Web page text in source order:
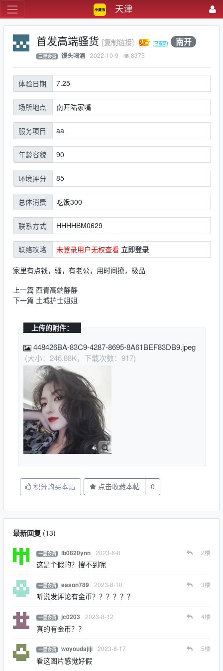
天津
首发高端骚货 [复制链接] 南开
三星会员 馒头喝酒 2022-10-9 8375
体验日期 7.25
场所地点 南开陆家嘴
服务项目 aa
年龄容貌 90
环境评分 85
总体消费 吃饭300
联系方式 HHHHBM0629
联络攻略 未登录用户无权查看 立即登录
家里有点钱，骚，有老公，用时间撩，极品
上一篇 西青高端静静
下一篇 土城护士姐姐
上传的附件：
448426BA-83C9-4287-8695-8A61BEF83DB9.jpeg
(大小：246.88K，下载次数：917)
积分购买本贴 点击收藏本帖 0
最新回复(13)
一星会员 lb0820ynn 2023-8-8 2楼
这是个假的？搜不到呢
一星会员 eason789 2023-8-10 3楼
听说发评论有金币？？？？？？
一星会员 jc0203 2023-8-12 4楼
真的有金币？？
一星会员 woyoudajiji 2023-8-17 5楼
看这图片感觉好假